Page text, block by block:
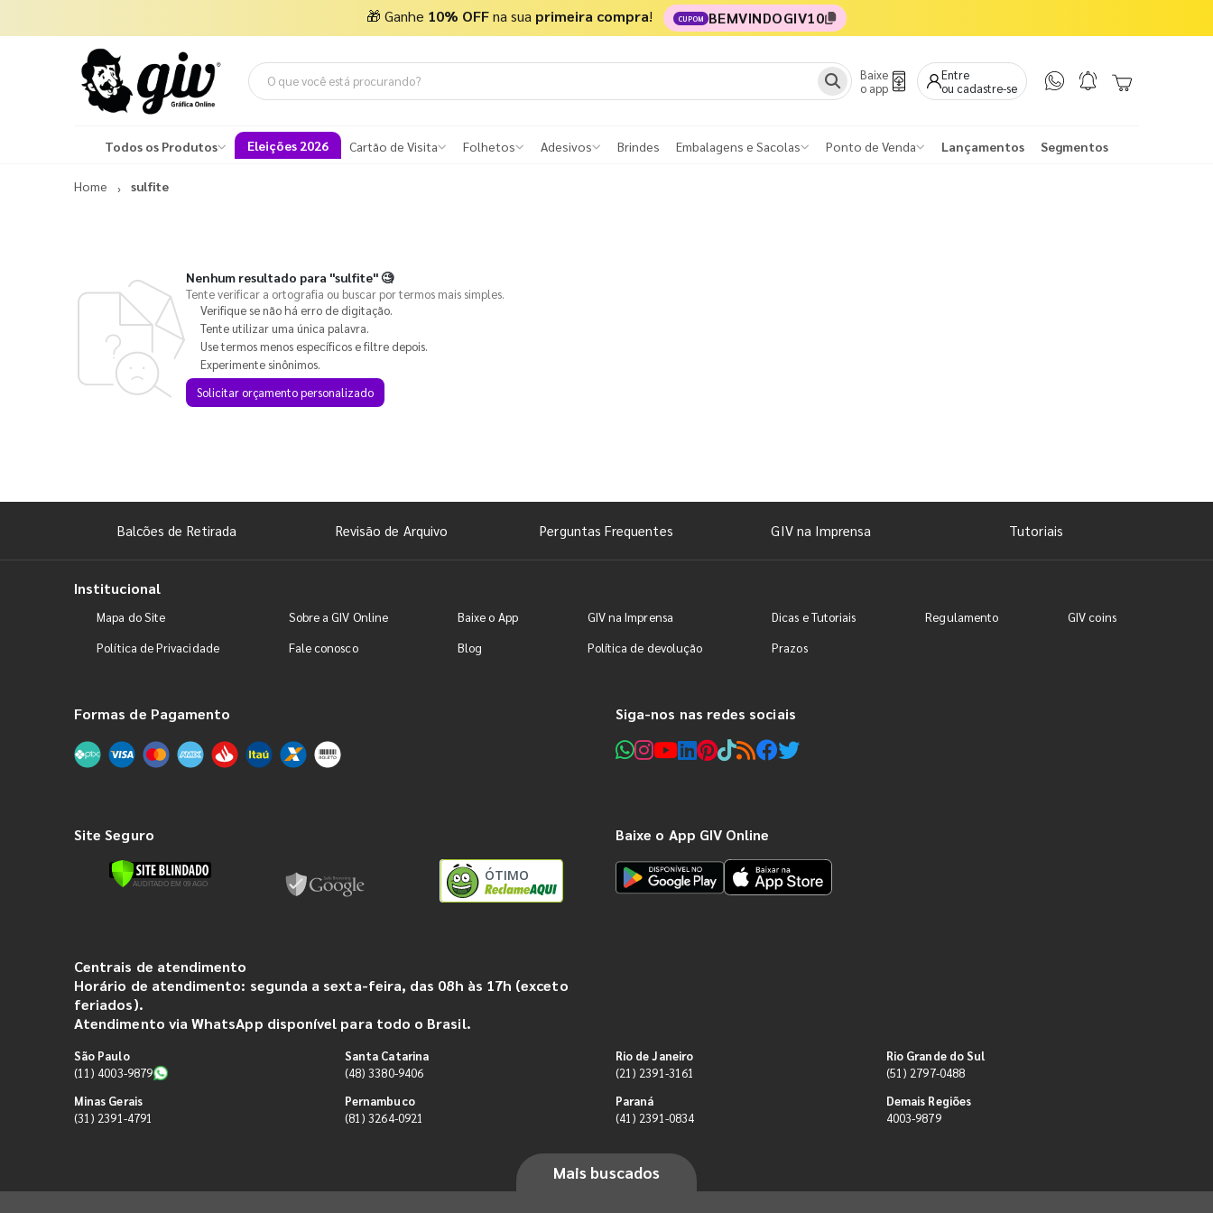
🎁 Ganhe 10% OFFna sua primeira compra! CUPOM BEMVINDOGIV10
Baixe
o app
Entre
ou cadastre-se
Todos os Produtos Eleições 2026 Cartão de Visita Folhetos Adesivos Brindes Embalagens e Sacolas Ponto de Venda Lançamentos Segmentos
Home sulfite
Nenhum resultado para "sulfite"🧐
Tente verificar a ortografia ou buscar por termos mais simples.
Verifique se não há erro de digitação.
Tente utilizar uma única palavra.
Use termos menos específicos e filtre depois.
Experimente sinônimos.
Solicitar orçamento personalizado
Balcões de Retirada Revisão de Arquivo Perguntas Frequentes GIV na Imprensa Tutoriais
Institucional
Mapa do Site Sobre a GIV Online Baixe o App GIV na Imprensa Dicas e Tutoriais Regulamento
GIV coins
Política de Privacidade
Fale conosco Blog Política de devolução Prazos
Formas de Pagamento Siga-nos nas redes sociais
Site Seguro
ÓTIMO
Baixe o App GIV Online
Centrais de atendimento
Horário de atendimento: segunda a sexta-feira, das 08h às 17h (exceto
feriados).
Atendimento via WhatsApp disponível para todo o Brasil.
São Paulo
(11) 4003-9879
Minas Gerais
(31) 2391-4791
Santa Catarina
(48) 3380-9406
Pernambuco
(81) 3264-0921
Rio de Janeiro
(21) 2391-3161
Paraná
(41) 2391-0834
Rio Grande do Sul
(51) 2797-0488
Demais Regiões
4003-9879
Mais buscados